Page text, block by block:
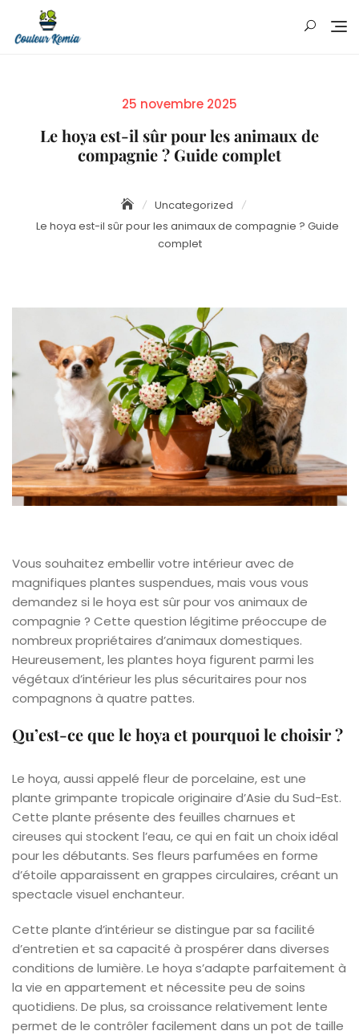
content
Posted
25 novembre 2025
Le hoya est-il sûr pour les animaux de
compagnie ? Guide complet
Uncategorized
Le hoya est-il sûr pour les animaux de compagnie ? Guide
complet
Vous souhaitez embellir votre intérieur avec de
magnifiques plantes suspendues, mais vous vous
demandez si le hoya est sûr pour vos animaux de
compagnie ? Cette question légitime préoccupe de
nombreux propriétaires d’animaux domestiques.
Heureusement, les plantes hoya figurent parmi les
végétaux d’intérieur les plus sécuritaires pour nos
compagnons à quatre pattes.
Qu’est-ce que le hoya et pourquoi le choisir ?
Le hoya, aussi appelé fleur de porcelaine, est une
plante grimpante tropicale originaire d’Asie du Sud-Est.
Cette plante présente des feuilles charnues et
cireuses qui stockent l’eau, ce qui en fait un choix idéal
pour les débutants. Ses fleurs parfumées en forme
d’étoile apparaissent en grappes circulaires, créant un
spectacle visuel enchanteur.
Cette plante d’intérieur se distingue par sa facilité
d’entretien et sa capacité à prospérer dans diverses
conditions de lumière. Le hoya s’adapte parfaitement à
la vie en appartement et nécessite peu de soins
quotidiens. De plus, sa croissance relativement lente
permet de le contrôler facilement dans un pot de taille